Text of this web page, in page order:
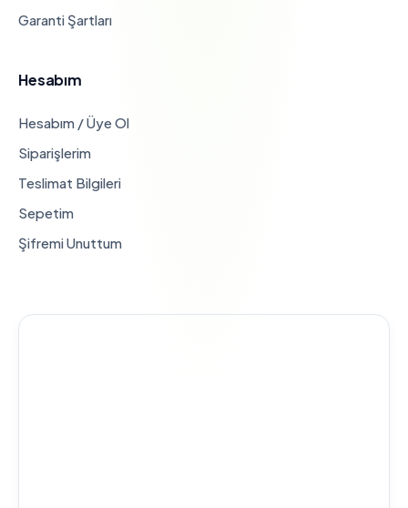
Garanti Şartları
Hesabım
Hesabım / Üye Ol
Siparişlerim
Teslimat Bilgileri
Sepetim
Şifremi Unuttum